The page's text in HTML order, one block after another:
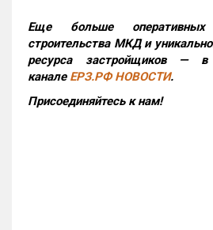
Еще больше оперативных
строительства МКД и
ресурса застройщиков —
канале ЕРЗ.РФ НОВОСТИ.
Присоединяйтесь к нам!